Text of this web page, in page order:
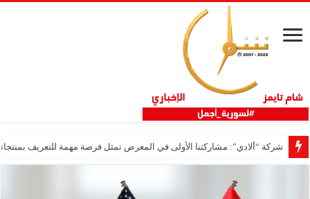
شركة “ألادي”: مشاركتنا الأولى في المعرض تمثل فرصة مهمة للتعريف